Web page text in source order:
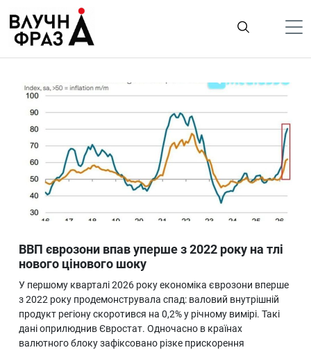
содержимому
Гроші
Життя
Лайфстайл
ТехноНаука
Людина
Ukraine
Про нас
ВВП єврозони впав уперше з 2022 року на тлі
нового цінового шоку
У першому кварталі 2026 року економіка єврозони вперше
з 2022 року продемонструвала спад: валовий внутрішній
продукт регіону скоротився на 0,2% у річному вимірі. Такі
дані оприлюднив Євростат. Одночасно в країнах
валютного блоку зафіксовано різке прискорення